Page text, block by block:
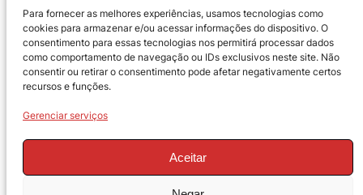
Para fornecer as melhores experiências, usamos tecnologias como
cookies para armazenar e/ou acessar informações do dispositivo. O
consentimento para essas tecnologias nos permitirá processar dados
como comportamento de navegação ou IDs exclusivos neste site. Não
consentir ou retirar o consentimento pode afetar negativamente certos
recursos e funções.
Gerenciar serviços
Aceitar
Política de Privacidade
Política de Troca e Devoluções
Política de Reembolso